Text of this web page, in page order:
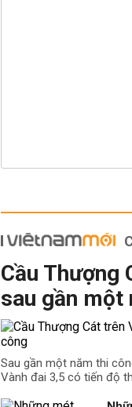
Cầu Thượng
sau gần một
Sau gần một năm thi
Vành đai 3,5 có tiến độ